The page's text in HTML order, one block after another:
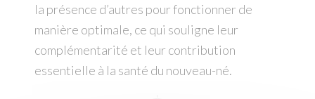
la présence d’autres pour fonctionner de
manière optimale, ce qui souligne leur
complémentarité et leur contribution
essentielle à la santé du nouveau-né.